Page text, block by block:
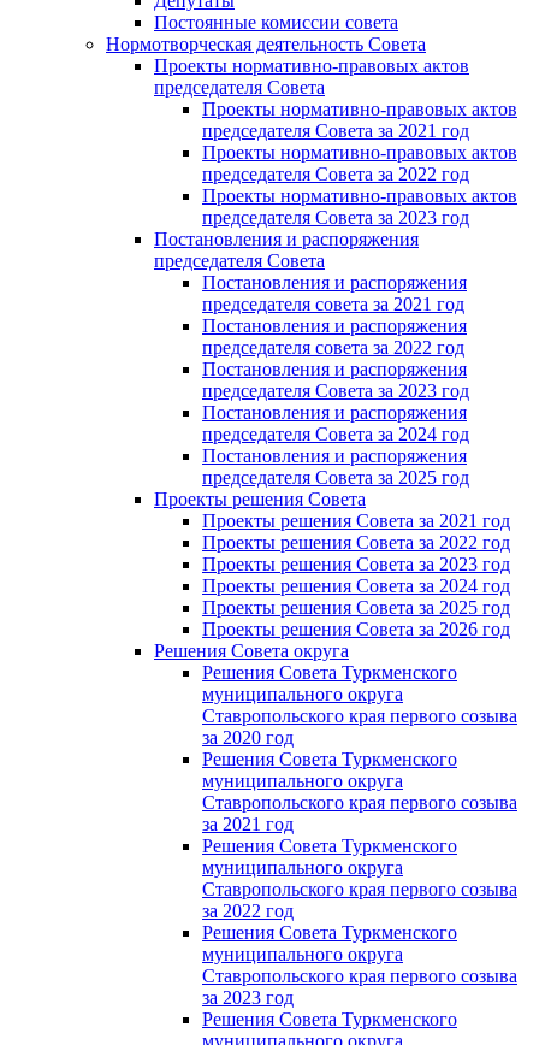
Постоянные комиссии совета
Нормотворческая деятельность Совета
Проекты нормативно-правовых актов
председателя Cовета
Проекты нормативно-правовых актов
председателя Cовета за 2021 год
Проекты нормативно-правовых актов
председателя Cовета за 2022 год
Проекты нормативно-правовых актов
председателя Cовета за 2023 год
Постановления и распоряжения
председателя Cовета
Постановления и распоряжения
председателя совета за 2021 год
Постановления и распоряжения
председателя совета за 2022 год
Постановления и распоряжения
председателя Cовета за 2023 год
Постановления и распоряжения
председателя Cовета за 2024 год
Постановления и распоряжения
председателя Cовета за 2025 год
Проекты решения Cовета
Проекты решения Совета за 2021 год
Проекты решения Совета за 2022 год
Проекты решения Cовета за 2023 год
Проекты решения Совета за 2024 год
Проекты решения Совета за 2025 год
Проекты решения Совета за 2026 год
Решения Совета округа
Решения Совета Туркменского
муниципального округа
Ставропольского края первого созыва
за 2020 год
Решения Совета Туркменского
муниципального округа
Ставропольского края первого созыва
за 2021 год
Решения Совета Туркменского
муниципального округа
Ставропольского края первого созыва
за 2022 год
Решения Совета Туркменского
муниципального округа
Ставропольского края первого созыва
за 2023 год
Решения Совета Туркменского
муниципального округа